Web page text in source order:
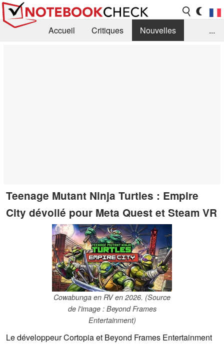
Accueil Critiques
Nouvelles
...
Teenage Mutant Ninja Turtles : Empire
City dévoilé pour Meta Quest et Steam VR
Cowabunga en RV en 2026. (Source
de l'image : Beyond Frames
Entertainment)
Le développeur Cortopia et Beyond Frames Entertainment